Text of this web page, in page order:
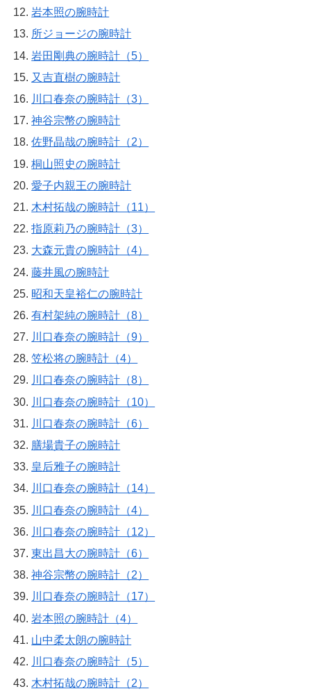
岩本照の腕時計
所ジョージの腕時計
岩田剛典の腕時計（5）
又吉直樹の腕時計
川口春奈の腕時計（3）
神谷宗幣の腕時計
佐野晶哉の腕時計（2）
桐山照史の腕時計
愛子内親王の腕時計
木村拓哉の腕時計（11）
指原莉乃の腕時計（3）
大森元貴の腕時計（4）
藤井風の腕時計
昭和天皇裕仁の腕時計
有村架純の腕時計（8）
川口春奈の腕時計（9）
笠松将の腕時計（4）
川口春奈の腕時計（8）
川口春奈の腕時計（10）
川口春奈の腕時計（6）
膳場貴子の腕時計
皇后雅子の腕時計
川口春奈の腕時計（14）
川口春奈の腕時計（4）
川口春奈の腕時計（12）
東出昌大の腕時計（6）
神谷宗幣の腕時計（2）
川口春奈の腕時計（17）
岩本照の腕時計（4）
山中柔太朗の腕時計
川口春奈の腕時計（5）
木村拓哉の腕時計（2）